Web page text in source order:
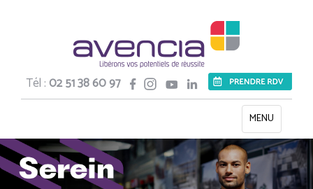
Tél :02 51 38 60 97
Toggle
navigation
MENU